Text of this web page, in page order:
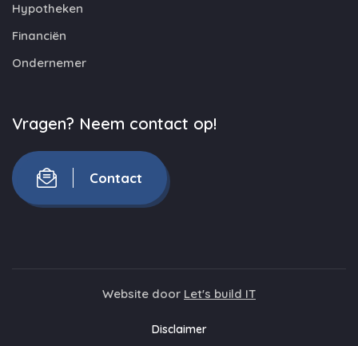
Hypotheken
Financiën
Ondernemer
Vragen? Neem contact op!
Contact
Website door Let's build IT
Disclaimer